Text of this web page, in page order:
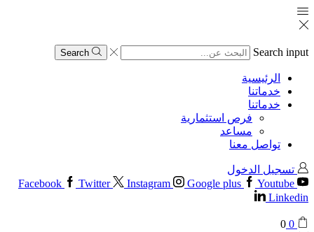
Search input
Search
الرئيسية
خدماتنا
خدماتنا
فرص استثمارية
مساعد
تواصل معنا
تسجيل الدخول
Facebook
Twitter Instagram Google plus
Youtube
Linkedin
0
0